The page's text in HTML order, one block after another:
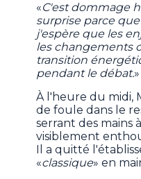
«C'est dommage
surprise parce
j'espère que les
les changements
transition
pendant le débat.»
À l'heure du midi,
de foule dans le
serrant des mains
visiblement
Il a quitté
«classique» en